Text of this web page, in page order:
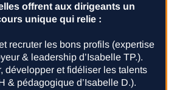
offrent aux dirigeants un
unique qui relie :
recruter les bons profils (expertise
& leadership d’Isabelle TP.).
développer et fidéliser les talents
& pédagogique d’Isabelle D.).